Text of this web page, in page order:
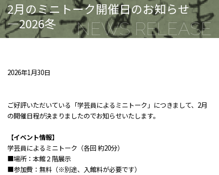
コレクション
サイトのご利用にあたって
サイトマップ
荏原畠山記念文化財団について
2月のミニトーク開催日のお知らせ
―2026冬
2026年1月30日
ご好評いただいている「学芸員によるミニトーク」につきまして、2月
の開催日程が決まりましたのでお知らせいたします。
【イベント情報】
学芸員によるミニトーク（各回 約20分）
■場所：本館２階展示
■参加費：無料（※別途、入館料が必要です）